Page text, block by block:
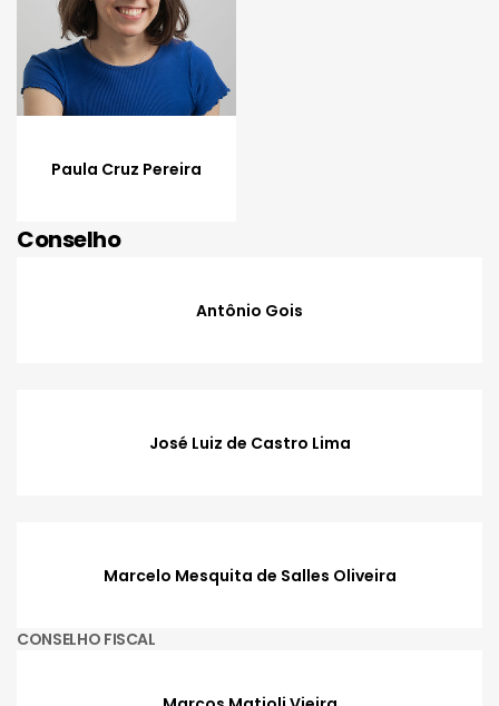
Paula Cruz Pereira
Conselho
Antônio Gois
José Luiz de Castro Lima
Marcelo Mesquita de Salles Oliveira
CONSELHO FISCAL